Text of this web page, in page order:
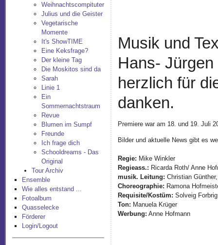
Weihnachtscompituter
Julius und die Geister
Vegetarische
Momente
It's ShowTIME
Eine Keksfrage?
Der kleine Tag
Die Moskitos sind da
Sarah
Linie 1
Ein
Sommernachtstraum
Revue
Blumen im Sumpf
Freunde
Ich frage dich
Schooldreams - Das
Original
Tour Archiv
Ensemble
Wie alles entstand ...
Fotoalbum
Quasselecke
Förderer
Login/Logout
Musik und
Hans-
herzlich für
danken.
Premiere war am 18. und 19. Juli
Bilder und aktuelle News gibt es
Regie: Mike Winkler
Regieass.: Ricarda Roth/ Anne
musik. Leitung: Christian
Choreographie: Ramona
Requisite/Kostüm:Solveig
Ton: Manuela Krüger
Werbung: Anne Hofmann